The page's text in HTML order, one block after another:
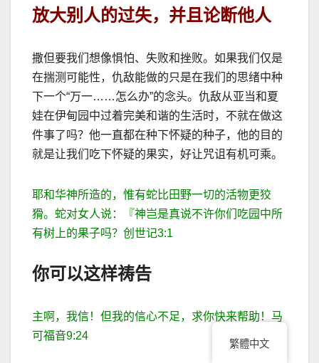
放大别人的过失，并且论断他人
撒但要我们想像惧怕、失败和挫败。如果我们仅是
在揣测可能性，仇敌能做的只是在我们的思绪中种
下一个“万一……怎么办”的念头。仇敌从亚当和夏
娃在伊甸园中过着完美和谐的生活时，不就在做这
件事了吗？他一直都在种下怀疑的种子，他的目的
就是让我们吃下怀疑的果实，好让咒诅有机可乘。
耶和华神所造的，惟有蛇比田野一切的活物更狡
猾。蛇对女人说：『神岂是真说不许你们吃园中所
有树上的果子吗？创世记3:1
你可以这样祷告
主啊，我信！但我的信心不足，求你快来帮助！马
可福音9:24
繁體中文